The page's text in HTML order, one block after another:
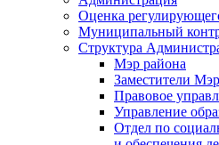
Оценка
Муниципальный
Структура
Мэр района
Заместители
Правовое
Управление
Отдел по